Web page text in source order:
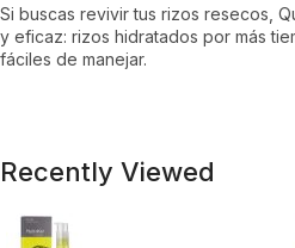
Si buscas revivir tus rizos resecos,
y eficaz: rizos hidratados por más
fáciles de manejar.
Recently Viewed